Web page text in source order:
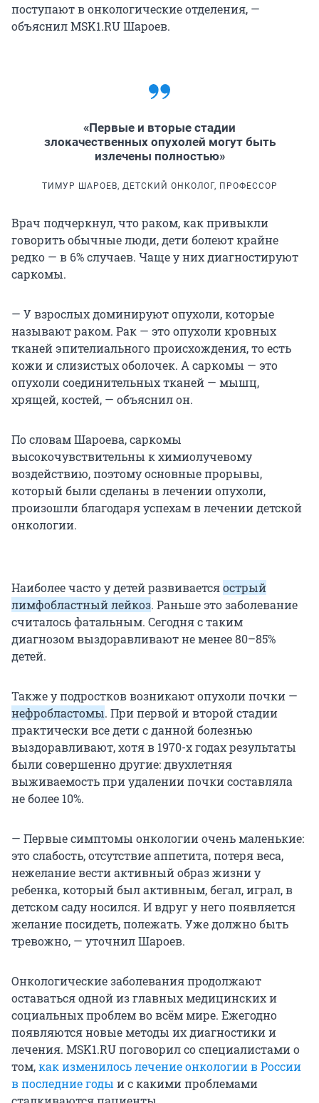
поступают в онкологические отделения, —
объяснил MSK1.RU Шароев.
«Первые и вторые стадии
злокачественных опухолей могут быть
излечены полностью»
ТИМУР ШАРОЕВ, ДЕТСКИЙ ОНКОЛОГ, ПРОФЕССОР
Врач подчеркнул, что раком, как привыкли
говорить обычные люди, дети болеют крайне
редко — в 6% случаев. Чаще у них диагностируют
саркомы.
— У взрослых доминируют опухоли, которые
называют раком. Рак — это опухоли кровных
тканей эпителиального происхождения, то есть
кожи и слизистых оболочек. А саркомы — это
опухоли соединительных тканей — мышц,
хрящей, костей, — объяснил он.
По словам Шароева, саркомы
высокочувствительны к химиолучевому
воздействию, поэтому основные прорывы,
который были сделаны в лечении опухоли,
произошли благодаря успехам в лечении детской
онкологии.
Наиболее часто у детей развиваетсяострый
лимфобластный лейкоз. Раньше это заболевание
считалось фатальным. Сегодня с таким
диагнозом выздоравливают не менее 80–85%
детей.
Также у подростков возникают опухоли почки —
нефробластомы. При первой и второй стадии
практически все дети с данной болезнью
выздоравливают, хотя в 1970-х годах результаты
были совершенно другие: двухлетняя
выживаемость при удалении почки составляла
не более 10%.
— Первые симптомы онкологии очень маленькие:
это слабость, отсутствие аппетита, потеря веса,
нежелание вести активный образ жизни у
ребенка, который был активным, бегал, играл, в
детском саду носился. И вдруг у него появляется
желание посидеть, полежать. Уже должно быть
тревожно, — уточнил Шароев.
Онкологические заболевания продолжают
оставаться одной из главных медицинских и
социальных проблем во всём мире. Ежегодно
появляются новые методы их диагностики и
лечения. MSK1.RU поговорил со специалистами о
том,как изменилось лечение онкологии в России
в последние годы и с какими проблемами